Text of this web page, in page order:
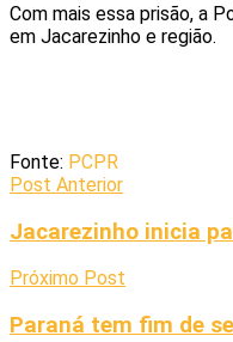
Com mais essa prisão, a
em Jacarezinho e região.
Fonte: PCPR
Post Anterior
Jacarezinho inicia
Próximo Post
Paraná tem fim de